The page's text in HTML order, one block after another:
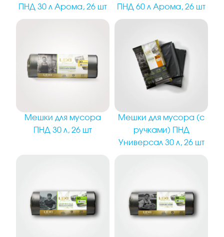
ПНД 30 л Арома, 26 шт
ПНД 60 л Арома, 26 шт
Мешки для мусора
ПНД 30 л, 26 шт
Мешки для мусора (с
ручками) ПНД
Универсал 30 л, 26 шт